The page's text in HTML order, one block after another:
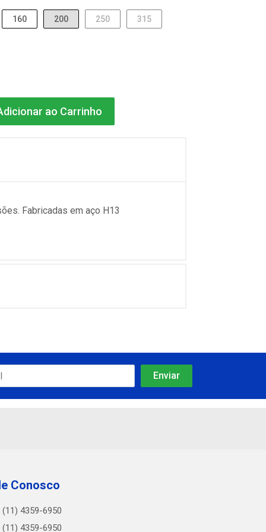
160 200 250 315
ao Carrinho
Fabricadas em aço H13
Conosco
(11) 4359-6950
(11) 4359-6950